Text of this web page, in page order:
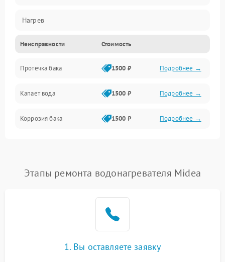
Нагрев
Датчики
Механика
Неисправности Стоимость
Протечка бака 1500 ₽ Подробнее →
Капает вода 1500 ₽ Подробнее →
Коррозия бака 1500 ₽ Подробнее →
Этапы ремонта водонагревателя Midea
1. Вы оставляете заявку